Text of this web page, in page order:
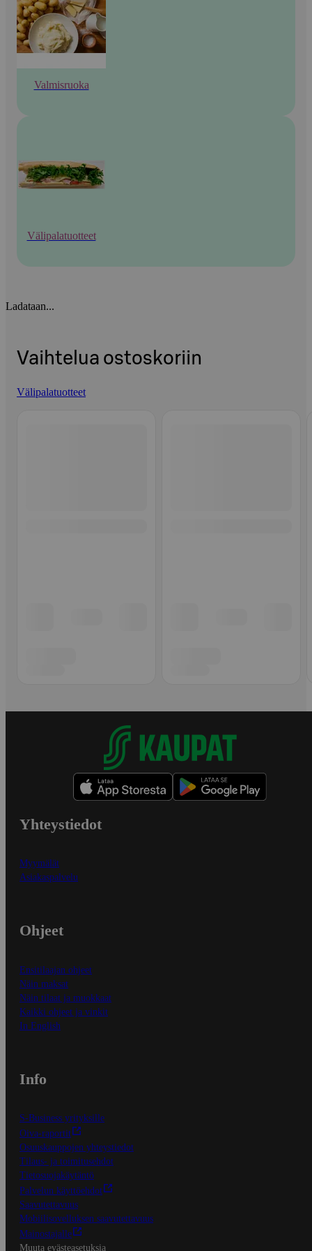
Valmisruoka
Välipalatuotteet
Ladataan...
Vaihtelua ostoskoriin
Välipalatuotteet
Yhteystiedot
Myymälät
Asiakaspalvelu
Ohjeet
Ensitilaajan ohjeet
Näin maksat
Näin tilaat ja muokkaat
Kaikki ohjeet ja vinkit
In English
Info
S-Business yrityksille
Oiva-raportit
Osuuskauppojen yhteystiedot
Tilaus- ja toimitusehdot
Tietosuojakäytäntö
Palvelun käyttöehdot
Saavutettavuus
Mobiilisovelluksen saavutettavuus
Mainostajalle
Muuta evästeasetuksia